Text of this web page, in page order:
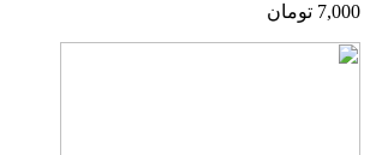
7,000 تومان